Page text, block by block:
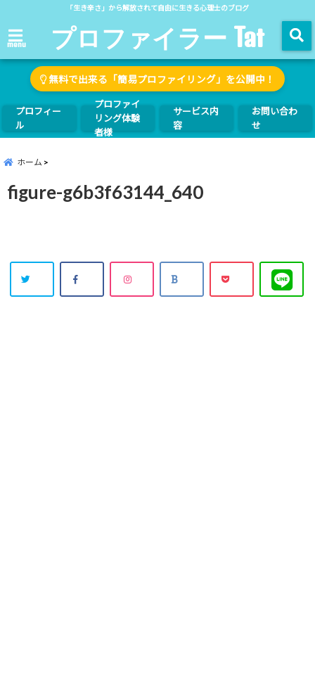
「生き辛さ」から解放されて自由に生きる心理士のブログ
menu プロファイラー Tat
無料で出来る「簡易プロファイリング」を公開中！
プロフィー
ル
プロファイ
リング体験
者様
サービス内
容
お問い合わ
せ
ホーム
figure-g6b3f63144_640